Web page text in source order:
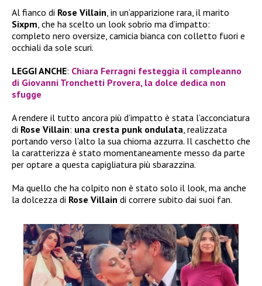
Al fianco di Rose Villain, in un’apparizione rara, il marito
Sixpm, che ha scelto un look sobrio ma d’impatto:
completo nero oversize, camicia bianca con colletto fuori e
occhiali da sole scuri.
LEGGI ANCHE: Chiara Ferragni festeggia il compleanno
di Giovanni Tronchetti Provera, la dolce dedica non
sfugge
A rendere il tutto ancora più d’impatto è stata l’acconciatura
di Rose Villain: una cresta punk ondulata, realizzata
portando verso l’alto la sua chioma azzurra. Il caschetto che
la caratterizza è stato momentaneamente messo da parte
per optare a questa capigliatura più sbarazzina.
Ma quello che ha colpito non è stato solo il look, ma anche
la dolcezza di Rose Villain di correre subito dai suoi fan.